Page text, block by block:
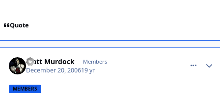
Quote
Matt Murdock Members
December 20, 200619 yr
MEMBERS